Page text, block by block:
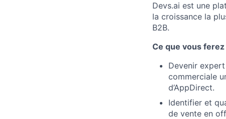
Devs.ai est une
la croissance la
B2B.
Ce que vous
Devenir
commerciale
d’AppDirect.
Identifier et
de vente en